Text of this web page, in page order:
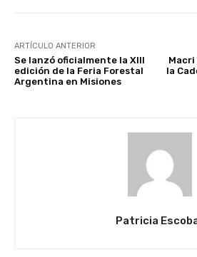
ARTÍCULO ANTERIOR
Se lanzó oficialmente la XIII
edición de la Feria Forestal
Argentina en Misiones
Macri
la
Patricia